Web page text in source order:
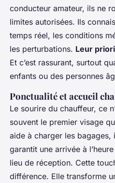
conducteur amateur, ils ne
limites autorisées. Ils
temps réel, les conditions
les perturbations. Leur
Et c’est rassurant, surtout
enfants ou des personnes
Ponctualité et accueil
Le sourire du chauffeur, ce
souvent le premier visage
aide à charger les bagages,
garantit une arrivée à
lieu de réception. Cette
différence. Elle transforme